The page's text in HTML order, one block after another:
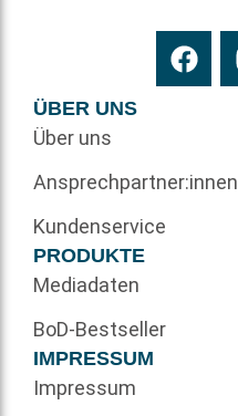
ÜBER UNS
Über uns
Ansprechpartner:innen
Kundenservice
PRODUKTE
Mediadaten
BoD-Bestseller
IMPRESSUM
Impressum